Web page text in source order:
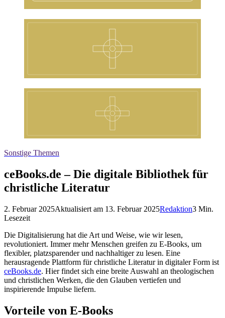
Sonstige Themen
ceBooks.de – Die digitale Bibliothek für
christliche Literatur
2. Februar 2025Aktualisiert am 13. Februar 2025Redaktion3 Min.
Lesezeit
Die Digitalisierung hat die Art und Weise, wie wir lesen,
revolutioniert. Immer mehr Menschen greifen zu E-Books, um
flexibler, platzsparender und nachhaltiger zu lesen. Eine
herausragende Plattform für christliche Literatur in digitaler Form ist
ceBooks.de. Hier findet sich eine breite Auswahl an theologischen
und christlichen Werken, die den Glauben vertiefen und
inspirierende Impulse liefern.
Vorteile von E-Books